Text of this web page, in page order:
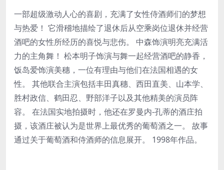
一部超级激动人心的喜剧，充满了女性侍酒师们的梦想
与热爱！ 它滑稽地描绘了退休后从空乘岗位退休并经营
酒吧的女性所经历的喜悦与悲伤。 中森饰演明亮充满活
力的主角舞！ 松本明子饰演与舞一起经营酒吧的静香，
饭岛爱饰演美穗，一位有理由与他们在法国相遇的女
性。 其他联合主演包括丰田真穗、西田直美、山本学、
胜村政信、鹤田忍、野部洋子以及其他精美的演员阵
容。 在法国实地拍摄时，他还在罗曼内-孔蒂的酒庄拍
摄，该酒庄被认为是世界上最优秀的葡萄酒之一。 故事
通过关于葡萄酒和侍酒师的信息展开。 1998年作品。